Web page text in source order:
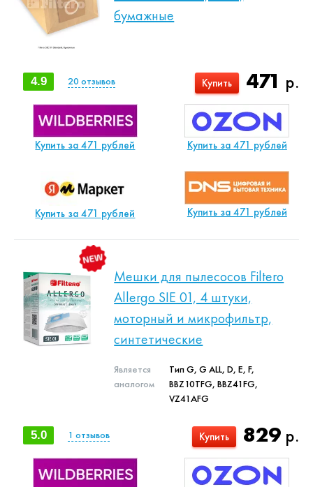
бумажные
471 р.
Купить
4.9 20 отзывов
Купить за 471 рублей Купить за 471 рублей
Купить за 471 рублей Купить за 471 рублей
Мешки для пылесосов Filtero
Allergo SIE 01, 4 штуки,
моторный и микрофильтр,
синтетические
Является
аналогом
Тип G, G ALL, D, E, F,
BBZ10TFG, BBZ41FG,
VZ41AFG
829 р.
Купить
5.0 1 отзывов